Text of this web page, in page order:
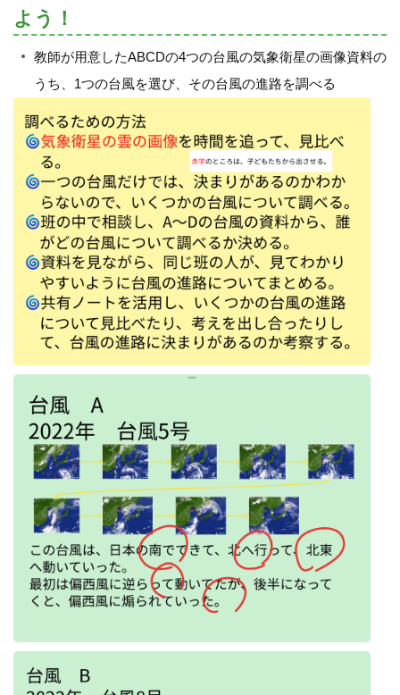
よう！
教師が用意したABCDの4つの台風の気象衛星の画像資料の
うち、1つの台風を選び、その台風の進路を調べる